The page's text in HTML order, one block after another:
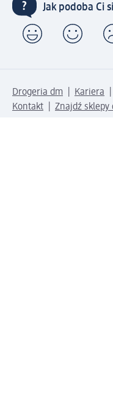
Jak podoba Ci
Drogeria dm Kariera
Kontakt
Znajdź sklepy